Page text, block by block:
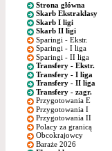
Strona główna
Skarb Ekstraklasy
Skarb I ligi
Skarb II ligi
Sparingi - Ekstr.
Sparingi - I liga
Sparingi - II liga
Transfery - Ekstr.
Transfery - I liga
Transfery - II liga
Transfery - zagr.
Przygotowania E
Przygotowania I
Przygotowania II
Polacy za granicą
Obcokrajowcy
Baraże 2026